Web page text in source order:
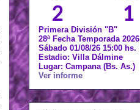
2 1
Primera División "B"
28ª Fecha Temporada 2026
Sábado 01/08/26 15:00 hs.
Estadio: Villa Dálmine
Lugar: Campana (Bs. As.)
Ver informe